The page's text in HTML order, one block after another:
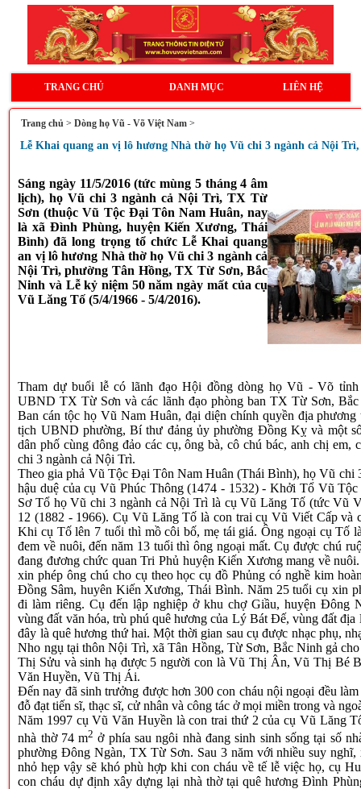
TRANG CHỦ DANH MỤC LIÊN HỆ
Trang chủ>Dòng họ Vũ - Võ Việt Nam >
Lễ Khai quang an vị lô hương Nhà thờ họ Vũ chi 3 ngành cả Nội
Sáng ngày 11/5/2016 (tức mùng 5 tháng 4 âm
lịch), họ Vũ chi 3 ngành cả Nội Trì, TX Từ
Sơn (thuộc Vũ Tộc Đại Tôn Nam Huân, nay
là xã Đình Phùng, huyện Kiến Xương, Thái
Bình) đã long trọng tổ chức Lễ Khai quang
an vị lô hương Nhà thờ họ Vũ chi 3 ngành cả
Nội Trì, phường Tân Hồng, TX Từ Sơn, Bắc
Ninh và Lễ kỷ niệm 50 năm ngày mất của cụ
Vũ Lăng Tố (5/4/1966 - 5/4/2016).
Tham dự buổi lễ có lãnh đạo Hội đồng dòng họ Vũ - Võ
UBND TX Từ Sơn và các lãnh đạo phòng ban TX Từ Sơn,
Ban cán tộc họ Vũ Nam Huân, đại diện chính quyền địa
tịch UBND phường, Bí thư đảng ủy phường Đồng Kỵ và một
dân phố cùng đông đảo các cụ, ông bà, cô chú bác, anh chị em,
chi 3 ngành cả Nội Trì.
Theo gia phả Vũ Tộc Đại Tôn Nam Huân (Thái Bình), họ Vũ chi
hậu duệ của cụ Vũ Phúc Thông (1474 - 1532) - Khởi Tổ Vũ
Sơ Tổ họ Vũ chi 3 ngành cả Nội Trì là cụ Vũ Lăng Tố (tức Vũ
12 (1882 - 1966). Cụ Vũ Lăng Tố là con trai cụ Vũ Viết Cấp và
Khi cụ Tố lên 7 tuổi thì mồ côi bố, mẹ tái giá. Ông ngoại cụ Tố
đem về nuôi, đến năm 13 tuổi thì ông ngoại mất. Cụ được chú
đang đương chức quan Tri Phủ huyện Kiến Xương mang về
xin phép ông chú cho cụ theo học cụ đồ Phủng có nghề kim
Đồng Sâm, huyên Kiến Xương, Thái Bình. Năm 25 tuổi cụ xin
đi làm riêng. Cụ đến lập nghiệp ở khu chợ Giầu, huyện Đông
vùng đất văn hóa, trù phú quê hương của Lý Bát Đế, vùng đất
đây là quê hương thứ hai. Một thời gian sau cụ được nhạc phụ,
Nho ngụ tại thôn Nội Trì, xã Tân Hồng, Từ Sơn, Bắc Ninh gả
Thị Sửu và sinh hạ được 5 người con là Vũ Thị Ân, Vũ Thị Bé
Văn Huyền, Vũ Thị Ái.
Đến nay đã sinh trưởng được hơn 300 con cháu nội ngoại đều
đỗ đạt tiến sĩ, thạc sĩ, cử nhân và công tác ở mọi miền trong và
Năm 1997 cụ Vũ Văn Huyền là con trai thứ 2 của cụ Vũ Lăng
nhà thờ 74 m2 ở phía sau ngôi nhà đang sinh sinh sống tại số
phường Đông Ngàn, TX Từ Sơn. Sau 3 năm với nhiều suy nghĩ,
nhỏ hẹp vậy sẽ khó phù hợp khi con cháu về tế lễ việc họ, cụ
con cháu dự định xây dựng lại nhà thờ tại quê hương Đình